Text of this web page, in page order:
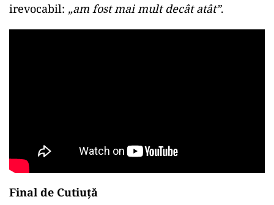
irevocabil: „am fost mai mult decât atât”.
Final de Cutiuță